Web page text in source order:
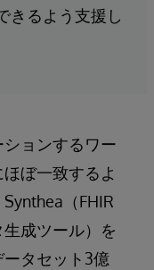
きるよう支援し
ョンするワー
ぼ一致するよ
（FHIR
成ツール）を
タセット3億